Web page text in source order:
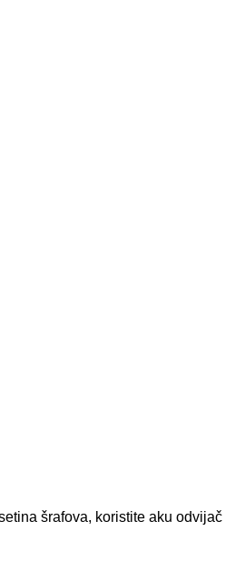
šrafova, koristite aku odvijač